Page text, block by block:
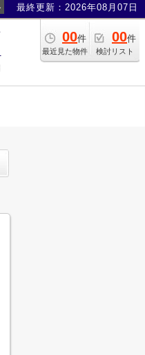
最終更新：2026年08月07日
00件
最近見た物件
00件
検討リスト